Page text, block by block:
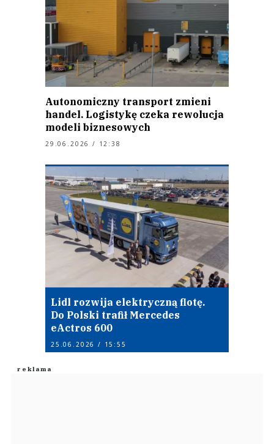
Autonomiczny transport zmieni
handel. Logistykę czeka rewolucja
modeli biznesowych
29.06.2026 / 12:38
Lidl rozwija elektryczną flotę.
Do Polski trafił Mercedes
eActros 600
25.06.2026 / 15:55